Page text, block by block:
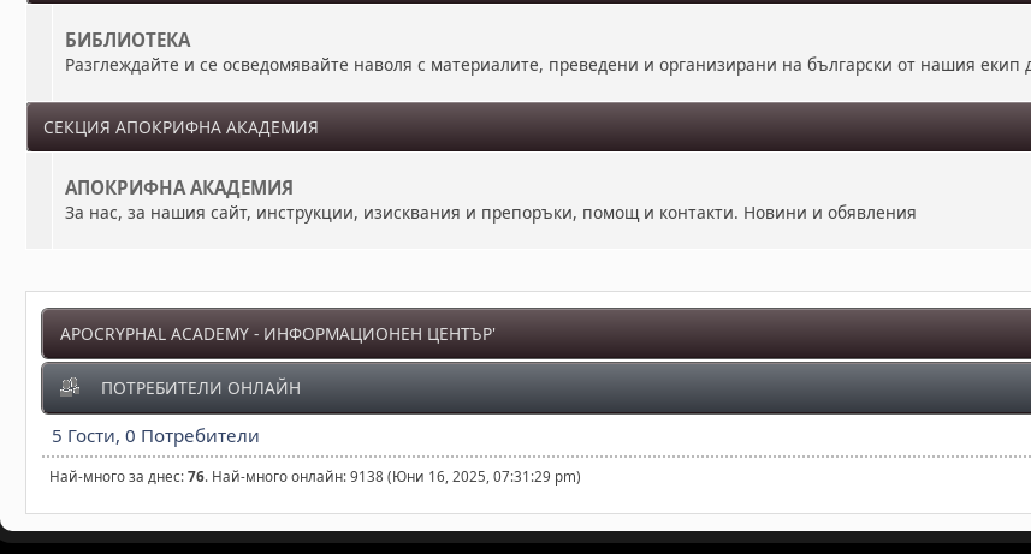
БИБЛИОТЕКА
Разглеждайте и се осведомявайте наволя с материалите, преведени и организирани на български от нашия екип
СЕКЦИЯ АПОКРИФНА АКАДЕМИЯ
АПОКРИФНА АКАДЕМИЯ
За нас, за нашия сайт, инструкции, изисквания и препоръки, помощ и контакти. Новини и обявления
APOCRYPHAL ACADEMY - ИНФОРМАЦИОНЕН ЦЕНТЪР'
ПОТРЕБИТЕЛИ ОНЛАЙН
5 Гости, 0 Потребители
Най-много за днес:76. Най-много онлайн: 9138 (Юни 16, 2025, 07:31:29 pm)